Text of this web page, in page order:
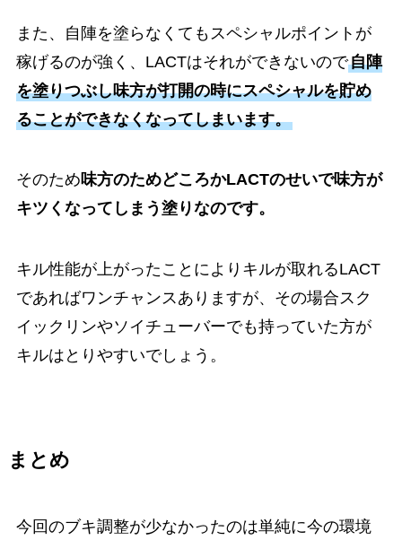
また、自陣を塗らなくてもスペシャルポイントが
稼げるのが強く、LACTはそれができないので自陣
を塗りつぶし味方が打開の時にスペシャルを貯め
ることができなくなってしまいます。
そのため味方のためどころかLACTのせいで味方が
キツくなってしまう塗りなのです。
キル性能が上がったことによりキルが取れるLACT
であればワンチャンスありますが、その場合スク
イックリンやソイチューバーでも持っていた方が
キルはとりやすいでしょう。
まとめ
今回のブキ調整が少なかったのは単純に今の環境